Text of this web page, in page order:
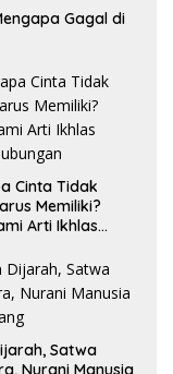
Gagal di
Cinta Tidak
Memiliki?
Arti Ikhlas
Satwa
Nurani Manusia